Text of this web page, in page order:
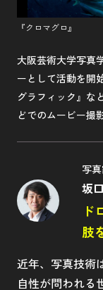
『クロマグロ』
大阪芸術大学写真
ーとして活動を開
グラフィック』な
どでのムービー撮
写
坂
ド
肢
近年、写真技術
自性が問われる